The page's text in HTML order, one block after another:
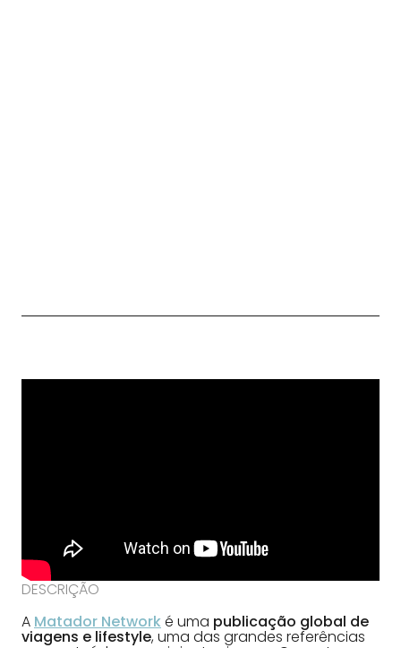
DESCRIÇÃO
A Matador Network é uma publicação global de
viagens e lifestyle, uma das grandes referências